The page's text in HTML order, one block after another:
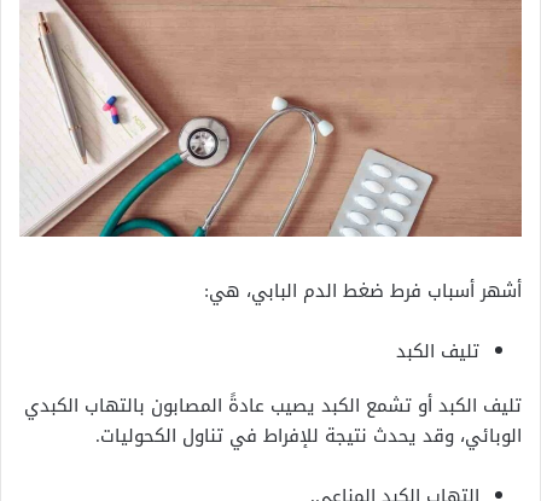
أشهر أسباب فرط ضغط الدم البابي، هي:
تليف الكبد
تليف الكبد أو تشمع الكبد يصيب عادةً المصابون بالتهاب الكبدي
الوبائي، وقد يحدث نتيجة للإفراط في تناول الكحوليات.